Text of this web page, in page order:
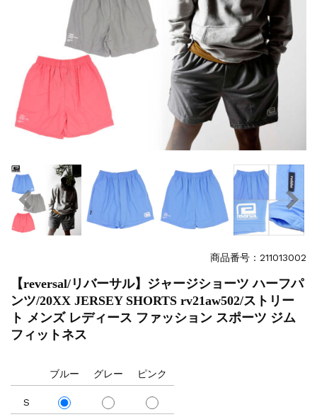
商品番号：211013002
【reversal/リバーサル】ジャージショーツ ハーフパ
ンツ/20XX JERSEY SHORTS rv21aw502/ストリー
ト メンズ レディース ファッション スポーツ ジム
フィットネス
S
ブルー グレー ピンク